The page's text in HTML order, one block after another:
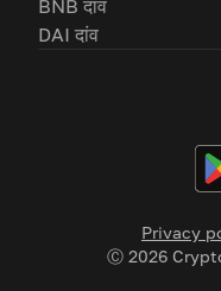
Privacy
Ⓒ 2026
BNB दांव
DAI दांव